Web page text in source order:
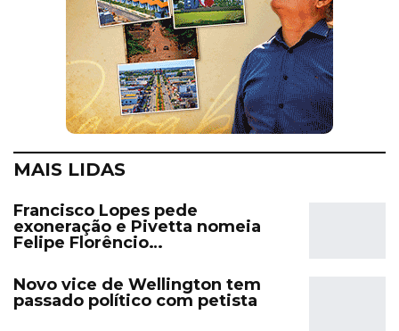
MAIS LIDAS
Francisco Lopes pede
exoneração e Pivetta nomeia
Felipe Florêncio…
Novo vice de Wellington tem
passado político com petista